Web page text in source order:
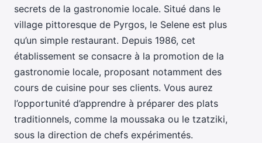
secrets de la gastronomie locale. Situé dans le
village pittoresque de Pyrgos, le Selene est plus
qu’un simple restaurant. Depuis 1986, cet
établissement se consacre à la promotion de la
gastronomie locale, proposant notamment des
cours de cuisine pour ses clients. Vous aurez
l’opportunité d’apprendre à préparer des plats
traditionnels, comme la moussaka ou le tzatziki,
sous la direction de chefs expérimentés.